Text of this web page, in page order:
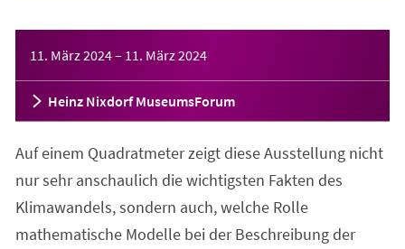
11. März 2024– 11. März 2024
Heinz Nixdorf MuseumsForum
Auf einem Quadratmeter zeigt diese Ausstellung nicht
nur sehr anschaulich die wichtigsten Fakten des
Klimawandels, sondern auch, welche Rolle
mathematische Modelle bei der Beschreibung der